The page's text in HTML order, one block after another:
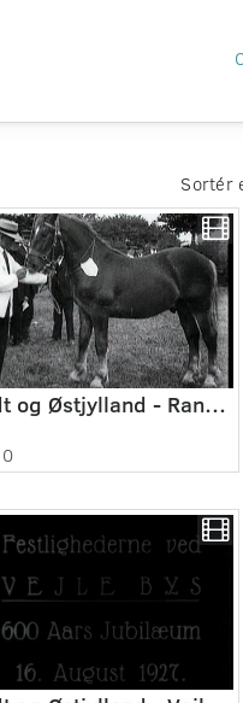
Sortér
Midt og Østjylland - Randers ca. 1910